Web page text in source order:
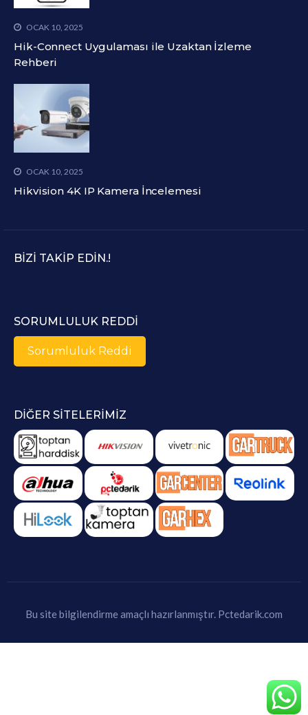
OCAK 10, 2025
Hik-Connect Uygulaması ile Uzaktan İzleme
Rehberi
OCAK 10, 2025
Hikvision 4K IP Kamera İncelemesi
BIZI TAKIP EDIN.!
SORUMLULUK REDDI
Sorumluluk Reddi
DIĞER SITELERIMIZ
Bu site bilgilendirme amaçlı hazırlanmıştır. Pctedarik.com